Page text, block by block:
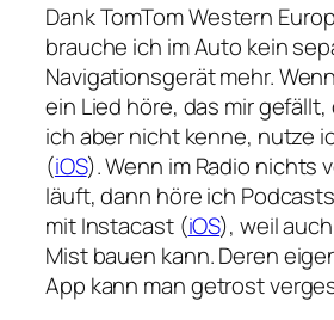
Dank TomTom Western
brauche ich im Auto kein
Navigationsgerät mehr.
ein Lied höre, das mir
ich aber nicht kenne, nutze
(iOS). Wenn im Radio nichts
läuft, dann höre ich
mit Instacast (iOS), weil
Mist bauen kann. Deren
App kann man getrost